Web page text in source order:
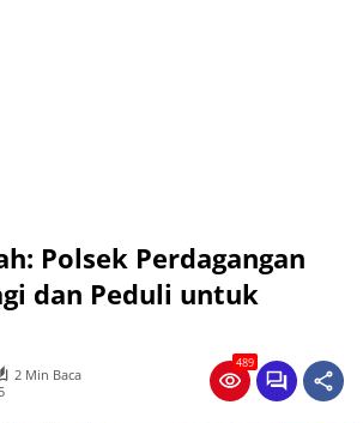
Polsek Perdagangan
dan Peduli untuk
2 Min Baca
489